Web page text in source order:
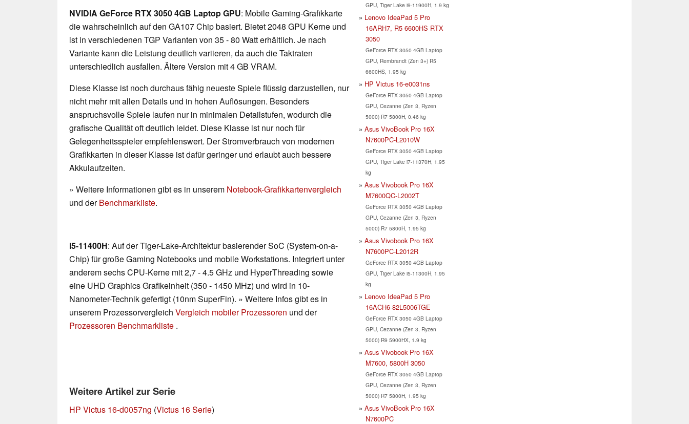
NVIDIA GeForce RTX 3050 4GB Laptop GPU: Mobile Gaming-Grafikkarte
die wahrscheinlich auf den GA107 Chip basiert. Bietet 2048 GPU Kerne und
ist in verschiedenen TGP Varianten von 35 - 80 Watt erhältlich. Je nach
Variante kann die Leistung deutlich variieren, da auch die Taktraten
unterschiedlich ausfallen. Ältere Version mit 4 GB VRAM.
Diese Klasse ist noch durchaus fähig neueste Spiele flüssig darzustellen, nur
nicht mehr mit allen Details und in hohen Auflösungen. Besonders
anspruchsvolle Spiele laufen nur in minimalen Detailstufen, wodurch die
grafische Qualität oft deutlich leidet. Diese Klasse ist nur noch für
Gelegenheitsspieler empfehlenswert. Der Stromverbrauch von modernen
Grafikkarten in dieser Klasse ist dafür geringer und erlaubt auch bessere
Akkulaufzeiten.
» Weitere Informationen gibt es in unserem Notebook-Grafikkartenvergleich
und derBenchmarkliste.
i5-11400H: Auf der Tiger-Lake-Architektur basierender SoC (System-on-a-
Chip) für große Gaming Notebooks und mobile Workstations. Integriert unter
anderem sechs CPU-Kerne mit 2,7 - 4.5 GHz und HyperThreading sowie
eine UHD Graphics Grafikeinheit (350 - 1450 MHz) und wird in 10-
Nanometer-Technik gefertigt (10nm SuperFin). » Weitere Infos gibt es in
unserem Prozessorvergleich Vergleich mobiler Prozessoren und der
Prozessoren Benchmarkliste .
Weitere Artikel zur Serie
HP Victus 16-d0057ng (Victus 16 Serie)
GPU, Tiger Lake i9-11900H, 1.9 kg
Lenovo IdeaPad 5 Pro
16ARH7, R5 6600HS RTX
3050
GeForce RTX 3050 4GB Laptop
GPU, Rembrandt (Zen 3+) R5
6600HS, 1.95 kg
HP Victus 16-e0031ns
GeForce RTX 3050 4GB Laptop
GPU, Cezanne (Zen 3, Ryzen
5000) R7 5800H, 0.46 kg
Asus VivoBook Pro 16X
N7600PC-L2010W
GeForce RTX 3050 4GB Laptop
GPU, Tiger Lake i7-11370H, 1.95
kg
Asus Vivobook Pro 16X
M7600QC-L2002T
GeForce RTX 3050 4GB Laptop
GPU, Cezanne (Zen 3, Ryzen
5000) R7 5800H, 1.95 kg
Asus Vivobook Pro 16X
N7600PC-L2012R
GeForce RTX 3050 4GB Laptop
GPU, Tiger Lake i5-11300H, 1.95
kg
Lenovo IdeaPad 5 Pro
16ACH6-82L5006TGE
GeForce RTX 3050 4GB Laptop
GPU, Cezanne (Zen 3, Ryzen
5000) R9 5900HX, 1.9 kg
Asus Vivobook Pro 16X
M7600, 5800H 3050
GeForce RTX 3050 4GB Laptop
GPU, Cezanne (Zen 3, Ryzen
5000) R7 5800H, 1.95 kg
Asus VivoBook Pro 16X
N7600PC